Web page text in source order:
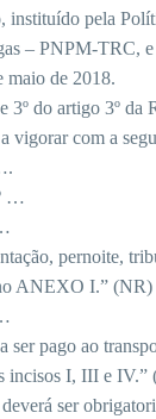
instituído pela
– PNPM-TRC, e
maio de 2018.
do artigo 3º da
vigorar com a
…
pernoite,
ANEXO I.” (NR)
pago ao
incisos I, III e IV.”
ser